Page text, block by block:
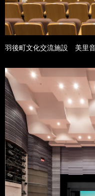
羽後町文化交流施設 美里